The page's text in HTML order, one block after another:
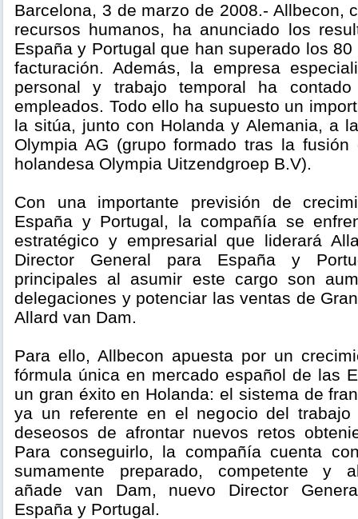
Barcelona, 3 de marzo de 2008.- Allbecon,
recursos humanos, ha anunciado los
España y Portugal que han superado los
facturación. Además, la empresa
personal y trabajo temporal ha
empleados. Todo ello ha supuesto un
la sitúa, junto con Holanda y Alemania, a
Olympia AG (grupo formado tras la
holandesa Olympia Uitzendgroep B.V).
Con una importante previsión de
España y Portugal, la compañía se
estratégico y empresarial que liderará
Director General para España y
principales al asumir este cargo son
delegaciones y potenciar las ventas de
Allard van Dam.
Para ello, Allbecon apuesta por un
fórmula única en mercado español de las
un gran éxito en Holanda: el sistema de
ya un referente en el negocio del trabajo
deseosos de afrontar nuevos retos
Para conseguirlo, la compañía cuenta
sumamente preparado, competente y
añade van Dam, nuevo Director
España y Portugal.